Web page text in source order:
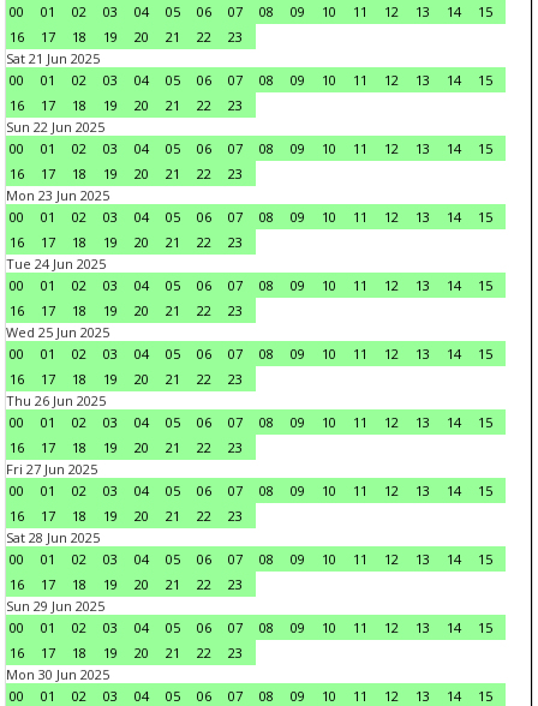
00
01 02 03 04 05 06 07 08 09 10 11 12 13 14
15
16
17 18 19 20 21 22
23
Sat 21 Jun 2025
00
01 02 03 04 05 06 07 08 09 10 11 12 13 14
15
16
17 18 19 20 21 22
23
Sun 22 Jun 2025
00
01 02 03 04 05 06 07 08 09 10 11 12 13 14
15
16
17 18 19 20 21 22
23
Mon 23 Jun 2025
00
01 02 03 04 05 06 07 08 09 10 11 12 13 14
15
16
17 18 19 20 21 22
23
Tue 24 Jun 2025
00
01 02 03 04 05 06 07 08 09 10 11 12 13 14
15
16
17 18 19 20 21 22
23
Wed 25 Jun 2025
00
01 02 03 04 05 06 07 08 09 10 11 12 13 14
15
16
17 18 19 20 21 22
23
Thu 26 Jun 2025
00
01 02 03 04 05 06 07 08 09 10 11 12 13 14
15
16
17 18 19 20 21 22
23
Fri 27 Jun 2025
00
01 02 03 04 05 06 07 08 09 10 11 12 13 14
15
16
17 18 19 20 21 22
23
Sat 28 Jun 2025
00
01 02 03 04 05 06 07 08 09 10 11 12 13 14
15
16
17 18 19 20 21 22
23
Sun 29 Jun 2025
00
01 02 03 04 05 06 07 08 09 10 11 12 13 14
15
16
17 18 19 20 21 22
23
Mon 30 Jun 2025
00
01 02 03 04 05 06 07 08 09 10 11 12 13 14 15